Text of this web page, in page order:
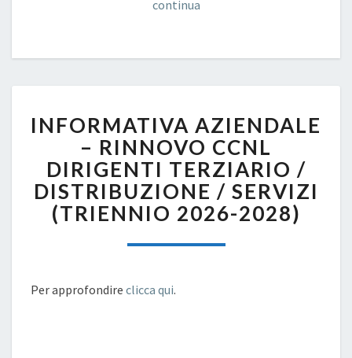
continua
AZIENDALE
–
RINNOVO
CCNL
DIRIGENTI
TERZIARIO
DISTRIBUZIONE
INFORMATIVA AZIENDALE
– RINNOVO CCNL
DIRIGENTI TERZIARIO /
DISTRIBUZIONE / SERVIZI
(TRIENNIO 2026-2028)
Per approfondire clicca qui.